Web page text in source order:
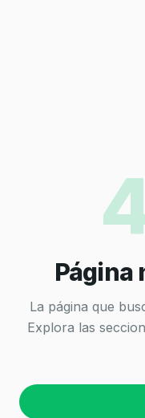
Página
La página que
Explora las